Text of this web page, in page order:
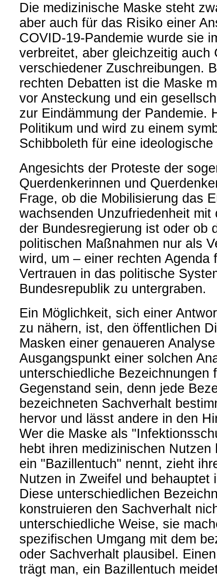
Die medizinische Maske steht
aber auch für das Risiko einer
COVID-19-Pandemie wurde sie
verbreitet, aber gleichzeitig auch
verschiedener Zuschreibungen.
rechten Debatten ist die Maske
vor Ansteckung und ein
zur Eindämmung der Pandemie.
Politikum und wird zu einem
Schibboleth für eine
Angesichts der Proteste der
Querdenkerinnen und
Frage, ob die Mobilisierung das
wachsenden Unzufriedenheit mit
der Bundesregierung ist oder ob
politischen Maßnahmen nur als
wird, um – einer rechten Agenda
Vertrauen in das politische
Bundesrepublik zu untergraben.
Ein Möglichkeit, sich einer
zu nähern, ist, den öffentlichen
Masken einer genaueren
Ausgangspunkt einer solchen
unterschiedliche Bezeichnungen
Gegenstand sein, denn jede
bezeichneten Sachverhalt
hervor und lässt andere in den
Wer die Maske als
hebt ihren medizinischen Nutzen
ein "Bazillentuch" nennt, zieht
Nutzen in Zweifel und behauptet
Diese unterschiedlichen
konstruieren den Sachverhalt
unterschiedliche Weise, sie
spezifischen Umgang mit dem
oder Sachverhalt plausibel.
trägt man, ein Bazillentuch